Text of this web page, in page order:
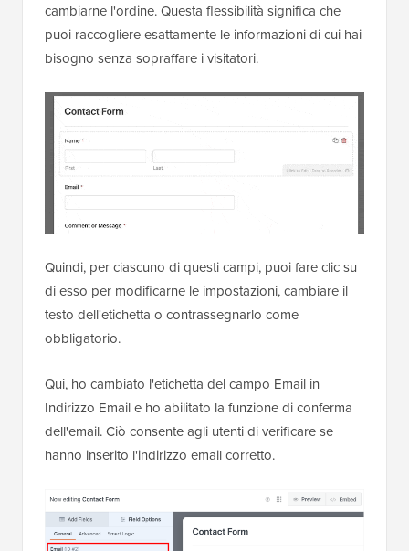
cambiarne l'ordine. Questa flessibilità significa che
puoi raccogliere esattamente le informazioni di cui hai
bisogno senza sopraffare i visitatori.
Quindi, per ciascuno di questi campi, puoi fare clic su
di esso per modificarne le impostazioni, cambiare il
testo dell'etichetta o contrassegnarlo come
obbligatorio.
Qui, ho cambiato l'etichetta del campo Email in
Indirizzo Email e ho abilitato la funzione di conferma
dell'email. Ciò consente agli utenti di verificare se
hanno inserito l'indirizzo email corretto.